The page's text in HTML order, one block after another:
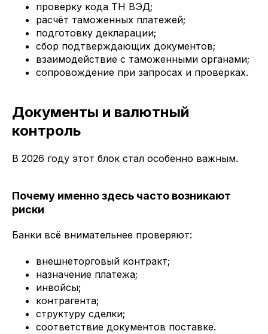
проверку кода ТН ВЭД;
расчёт таможенных платежей;
подготовку декларации;
сбор подтверждающих документов;
взаимодействие с таможенными органами;
сопровождение при запросах и проверках.
Документы и валютный
контроль
В 2026 году этот блок стал особенно важным.
Почему именно здесь часто возникают
риски
Банки всё внимательнее проверяют:
внешнеторговый контракт;
назначение платежа;
инвойсы;
контрагента;
структуру сделки;
соответствие документов поставке.